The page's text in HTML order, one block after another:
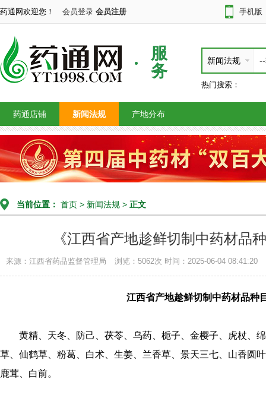
药通网欢迎您！ 会员登录 会员注册 手机版
服
务
新闻法规
热门搜索：
药通店铺 新闻法规 产地分布
当前位置： 首页 > 新闻法规 > 正文
《江西省产地趁鲜切制中药材品
来源：江西省药品监督管理局 浏览：5062次 时间：2025-06-04 08:41:20
江西省产地趁鲜切制中药材品种
黄精、天冬、防己、茯苓、乌药、栀子、金樱子、虎杖、
草、仙鹤草、粉葛、白术、生姜、兰香草、景天三七、山香圆
鹿茸、白前。